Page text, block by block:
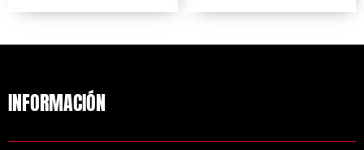
INFORMACIÓN